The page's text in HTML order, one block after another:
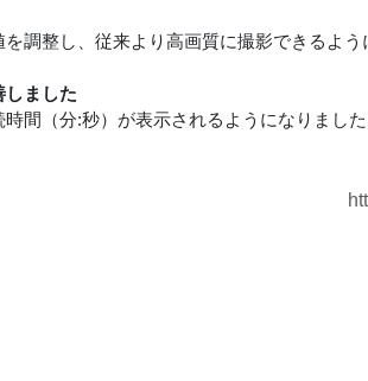
調整し、従来より高画質に撮影できるよう
しました
間（分:秒）が表示されるようになりました